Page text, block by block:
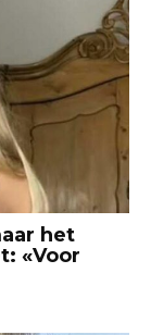
het
«Voor